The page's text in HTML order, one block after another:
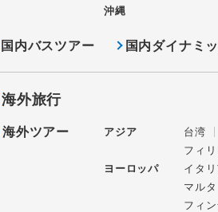
沖縄
国内バスツアー 国内ダイナミ
海外旅行
海外ツアー アジア 台湾
フィ
ヨーロッパ
イタリ
マルタ
フィ